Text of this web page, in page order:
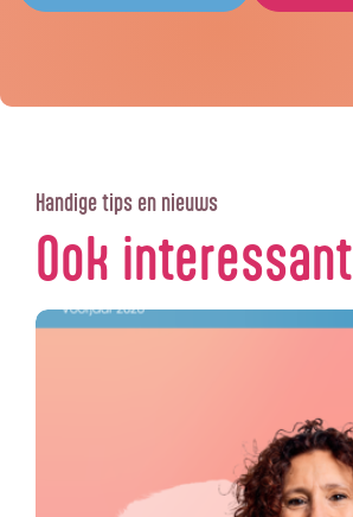
Handige tips en nieuws
Ook interessant